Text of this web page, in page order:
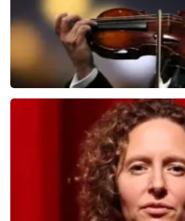
Andre Rieu
laatste 30 minuten
BESTEL NU